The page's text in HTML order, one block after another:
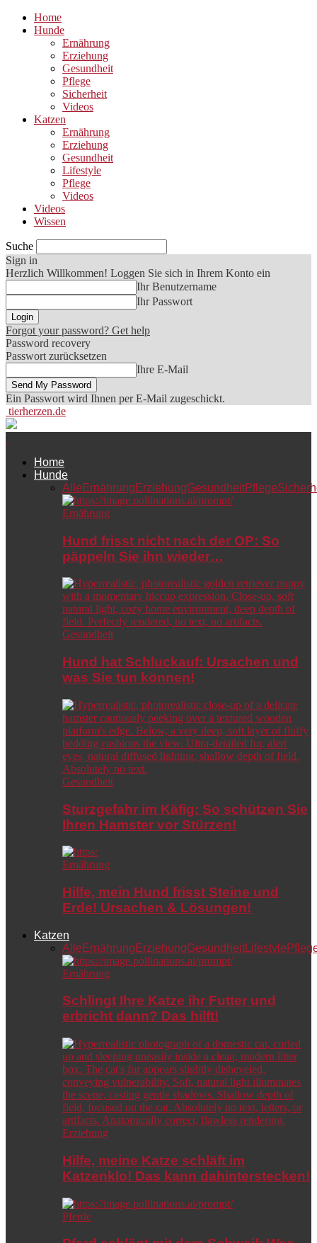
Home
Hunde
Ernährung
Erziehung
Gesundheit
Pflege
Sicherheit
Videos
Katzen
Ernährung
Erziehung
Gesundheit
Lifestyle
Pflege
Videos
Videos
Wissen
Suche
Sign in
Herzlich Willkommen! Loggen Sie sich in Ihrem Konto ein
Ihr Benutzername
Ihr Passwort
Forgot your password? Get help
Password recovery
Passwort zurücksetzen
Ihre E-Mail
Ein Passwort wird Ihnen per E-Mail zugeschickt.
tierherzen.de
Home
Hunde
Alle Ernährung ErziehungGesundheitPflege
Ernährung
Hund frisst nicht nach der OP: So
päppeln Sie ihn wieder…
Gesundheit
Hund hat Schluckauf: Ursachen und
was Sie tun können!
Gesundheit
Sturzgefahr im Käfig: So schützen Sie
Ihren Hamster vor Stürzen!
Ernährung
Hilfe, mein Hund frisst Steine und
Erde! Ursachen & Lösungen!
Katzen
Alle Ernährung ErziehungGesundheitLifestyle
Ernährung
Schlingt Ihre Katze ihr Futter und
erbricht dann? Das hilft!
Erziehung
Hilfe, meine Katze schläft im
Katzenklo! Das kann dahinterstecken!
Pferde